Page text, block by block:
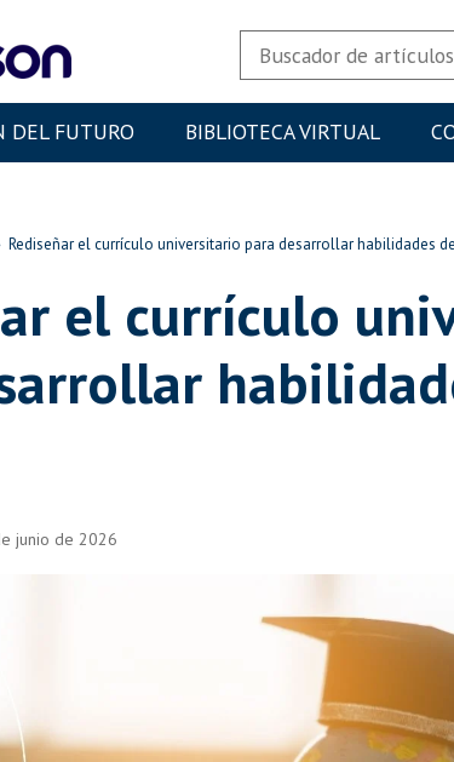
DEL FUTURO BIBLIOTECA VIRTUAL
Rediseñar el currículo universitario para desarrollar habilidades
el currículo
junio de 2026